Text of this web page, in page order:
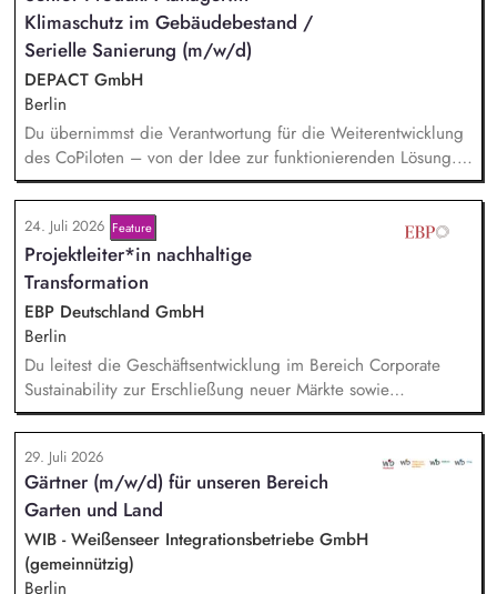
Unterschriften für Petitionen.
Klimaschutz im Gebäudebestand /
Serielle Sanierung (m/w/d)
DEPACT GmbH
Berlin
Du übernimmst die Verantwortung für die Weiterentwicklung
des CoPiloten – von der Idee zur funktionierenden Lösung.
Im Zentrum stehen die Umsetzung und Implementierung: Du
verstehst die zugrunde liegenden Prozesse, optimierst sie,
und entwickelst daraus unser Produkt weiter, zusammen mit
unseren Partnern der Branche.
24. Juli 2026 Feature
Projektleiter*in nachhaltige
Transformation
EBP Deutschland GmbH
Berlin
Du leitest die Geschäftsentwicklung im Bereich Corporate
Sustainability zur Erschließung neuer Märkte sowie
Entwicklung von Geschäftsmodellen. Dabei arbeitest du eng
mit einem bestehenden Team zusammen und entwickelst
dieses gemeinsam mit erfahrenen Projektleiter*innen weiter.
Zu Deinen Aufgaben gehören vor allem:
Strategieentwicklung: Entwurf und Umsetzung von
Wachstumsstrategie und Geschäftsmodellen, Trendanalysen:
Frühzeitige Identifikation von Branchen- und
Regulatoriktrends, Partnermanagement: Aufbau von
29. Juli 2026
Gärtner (m/w/d) für unseren Bereich
Garten und Land
WIB - Weißenseer Integrationsbetriebe GmbH
(gemeinnützig)
Berlin